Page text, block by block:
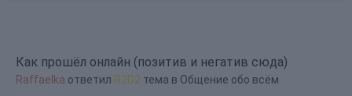
Как прошёл онлайн (позитив и негатив сюда)
Raffaelka ответил R2D2 тема в Общение обо всём